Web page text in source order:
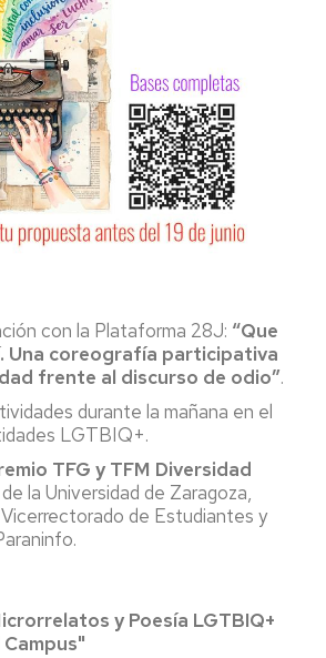
con la Plataforma 28J: “Que
Una coreografía participativa
frente al discurso de odio”.
durante la mañana en el
LGTBIQ+.
TFG y TFM Diversidad
de la Universidad de Zaragoza,
de Estudiantes y
y Poesía LGTBIQ+